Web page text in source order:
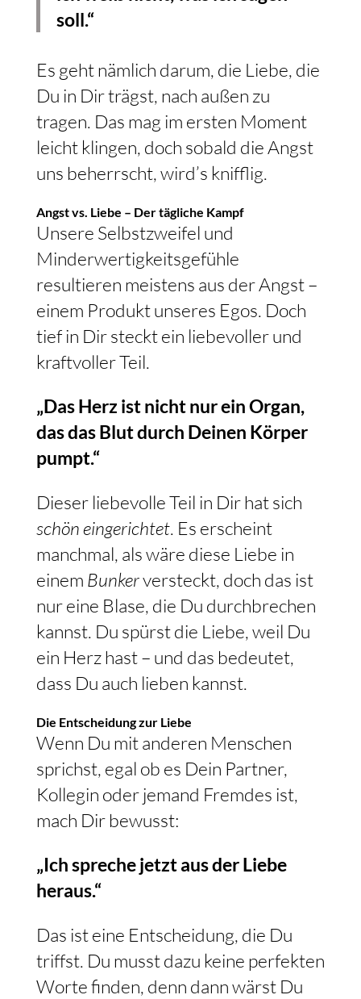
soll.“
Es geht nämlich darum, die Liebe, die
Du in Dir trägst, nach außen zu
tragen. Das mag im ersten Moment
leicht klingen, doch sobald die Angst
uns beherrscht, wird’s knifflig.
Angst vs. Liebe – Der tägliche Kampf
Unsere Selbstzweifel und
Minderwertigkeitsgefühle
resultieren meistens aus der Angst –
einem Produkt unseres Egos. Doch
tief in Dir steckt ein liebevoller und
kraftvoller Teil.
„Das Herz ist nicht nur ein Organ,
das das Blut durch Deinen Körper
pumpt.“
Dieser liebevolle Teil in Dir hat sich
schön eingerichtet. Es erscheint
manchmal, als wäre diese Liebe in
einem Bunkerversteckt, doch das ist
nur eine Blase, die Du durchbrechen
kannst. Du spürst die Liebe, weil Du
ein Herz hast – und das bedeutet,
dass Du auch lieben kannst.
Die Entscheidung zur Liebe
Wenn Du mit anderen Menschen
sprichst, egal ob es Dein Partner,
Kollegin oder jemand Fremdes ist,
mach Dir bewusst:
„Ich spreche jetzt aus der Liebe
heraus.“
Das ist eine Entscheidung, die Du
triffst. Du musst dazu keine perfekten
Worte finden, denn dann wärst Du